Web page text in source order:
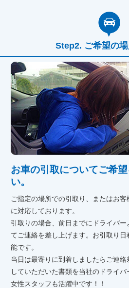
ご希望の
お車の引取についてご希
い。
ご指定の場所での引取り、またはお
に対応しております。
引取りの場合、前日までにドライバ
てご連絡を差し上げます。お引取り
能です。
当日は最寄りに到着しましたらご連
していただいた書類を当社のドライバ
女性スタッフも活躍中です！！